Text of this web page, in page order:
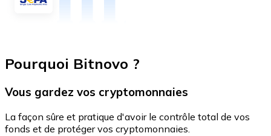
Pourquoi Bitnovo ?
Vous gardez vos cryptomonnaies
La façon sûre et pratique d'avoir le contrôle total de vos
fonds et de protéger vos cryptomonnaies.